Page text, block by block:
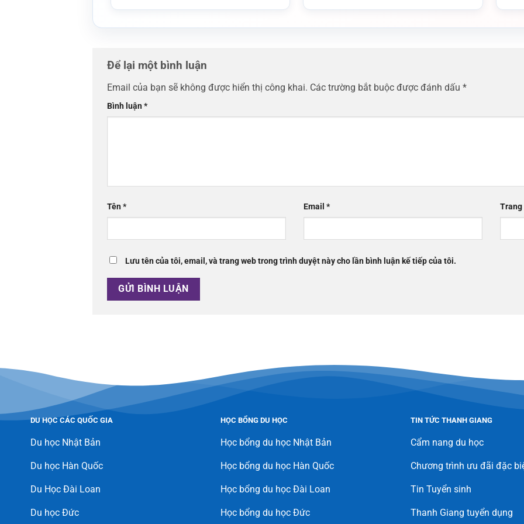
Để lại một bình luận
Email của bạn sẽ không được hiển thị công khai. Các trường bắt buộc được đánh dấu *
Bình luận*
Tên* Email * Trang
Lưu tên của tôi, email, và trang web trong trình duyệt này cho lần bình luận kế tiếp của tôi.
DU HỌC CÁC QUỐC GIA
Du học Nhật Bản
Du học Hàn Quốc
Du Học Đài Loan
Du học Đức
HỌC BỔNG DU HỌC
Học bổng du học Nhật Bản
Học bổng du học Hàn Quốc
Học bổng du học Đài Loan
Học bổng du học Đức
TIN TỨC THANH GIANG
Cẩm nang du học
Chương trình ưu đãi đặc
Tin Tuyển sinh
Thanh Giang tuyển dụng